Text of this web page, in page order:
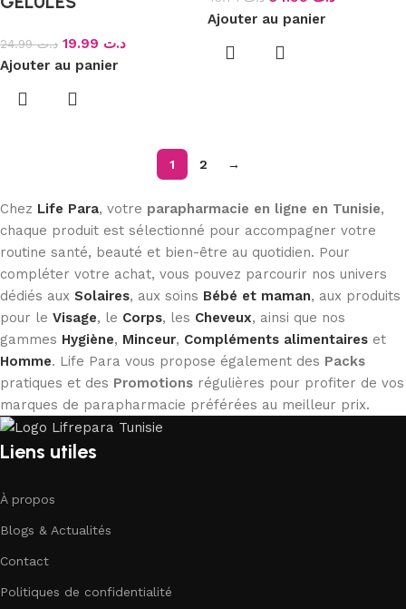
د.ت24.99 د.ت
Ajouter au panier
Ajouter au panier
1 2 →
Chez Life Para, votre parapharmacie en ligne en Tunisie,
chaque produit est sélectionné pour accompagner votre
routine santé, beauté et bien-être au quotidien. Pour
compléter votre achat, vous pouvez parcourir nos univers
dédiés aux Solaires, aux soins Bébé et maman, aux produits
pour le Visage, le Corps, les Cheveux, ainsi que nos
gammes Hygiène, Minceur, Compléments alimentaires et
Homme. Life Para vous propose également des Packs
pratiques et des Promotions régulières pour profiter de vos
marques de parapharmacie préférées au meilleur prix.
Liens utiles
À propos
Blogs & Actualités
Contact
Politiques de confidentialité